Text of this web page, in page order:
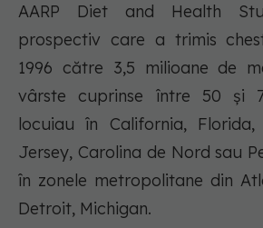
AARP Diet and Health
prospectiv care a trimis
1996 către 3,5 milioane de
vârste cuprinse între 50 și
locuiau în California, Florida,
Jersey, Carolina de Nord sau
în zonele metropolitane din
Detroit, Michigan.